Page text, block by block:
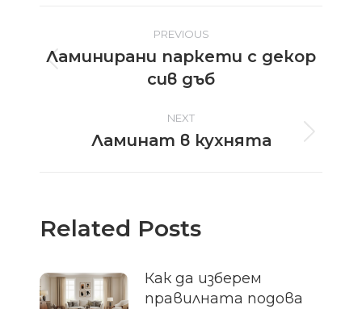
navigation
PREVIOUS
Previous
post:
Ламинирани паркети с декор
сив дъб
NEXT
Next
Ламинат в кухнята
Related Posts
Как да изберем
правилната подова